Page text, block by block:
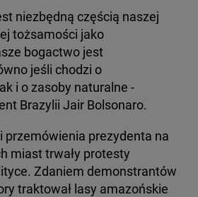
niezbędną częścią naszej
tożsamości jako
bogactwo jest
jeśli chodzi o
i o zasoby naturalne -
Brazylii Jair Bolsonaro.
przemówienia prezydenta na
miast trwały protesty
Zdaniem demonstrantów
traktował lasy amazońskie